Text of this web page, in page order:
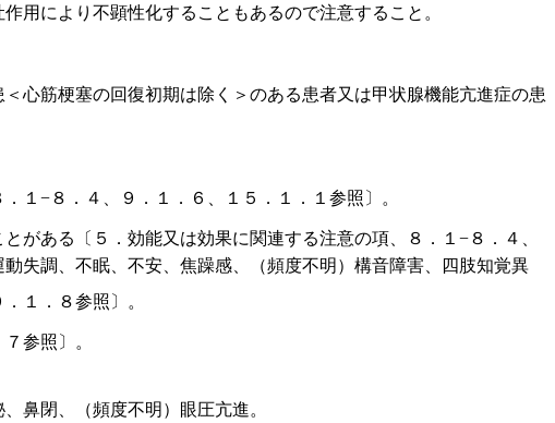
心筋梗塞の回復初期は除く＞のある患者又は甲状腺機能亢進症の患
１−８．４、９．１．６、１５．１．１参照〕。
ある〔５．効能又は効果に関連する注意の項、８．１−８．４、
１．８参照〕。
参照〕。
用により不顕性化することもあるので注意すること。
失調、不眠、不安、焦躁感、（頻度不明）構音障害、四肢知覚異
鼻閉、（頻度不明）眼圧亢進。